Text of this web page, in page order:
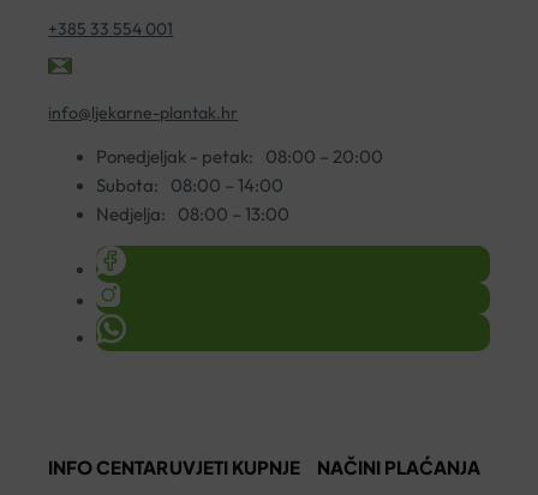
+385 33 554 001
info@ljekarne-plantak.hr
Ponedjeljak - petak:
08:00 – 20:00
Subota:
08:00 – 14:00
Nedjelja:
08:00 – 13:00
INFO CENTARUVJETI KUPNJE NAČINI PLAĆANJA